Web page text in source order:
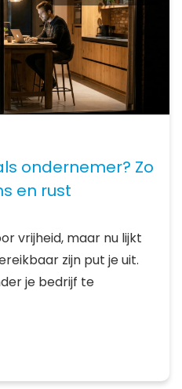
ondernemer? Zo
en rust
vrijheid, maar nu lijkt
zijn put je uit.
je bedrijf te